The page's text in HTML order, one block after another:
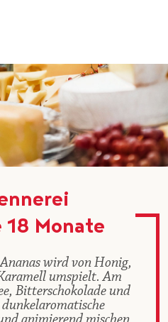
18 Monate
wird von Honig,
umspielt. Am
Bitterschokolade und